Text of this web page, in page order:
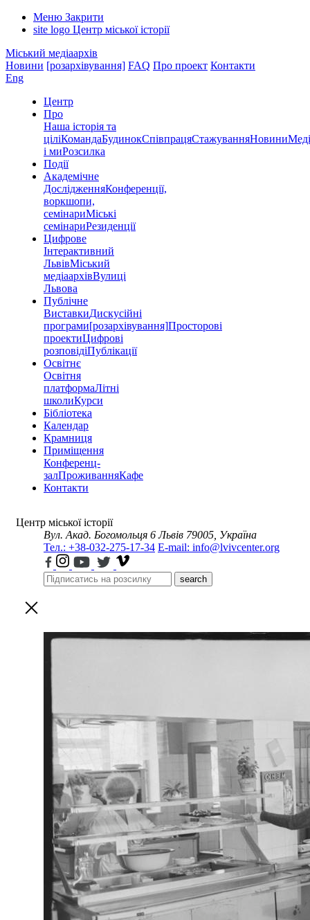
Меню Закрити
site logo Центр міської історії
Міський медіаархів
Новини [розархівування] FAQ Про проект Контакти
Eng
Центр
Про
Наша історія та
ціліКомандаБудинокСпівпрацяСтажуванняНовини
і миРозсилка
Події
Академічне
ДослідженняКонференції,
воркшопи,
семінариМіські
семінариРезиденції
Цифрове
Інтерактивний
ЛьвівМіський
медіаархівВулиці
Львова
Публічне
ВиставкиДискусійні
програми[розархівування]Просторові
проектиЦифрові
розповідіПублікації
Освітнє
Освітня
платформаЛітні
школиКурси
Бібліотека
Календар
Крамниця
Приміщення
Конференц-
залПроживанняКафе
Контакти
Центр міської історії
Вул. Акад. Богомольця 6 Львів 79005, Україна
Тел.: +38-032-275-17-34 E-mail: info@lvivcenter.org
search